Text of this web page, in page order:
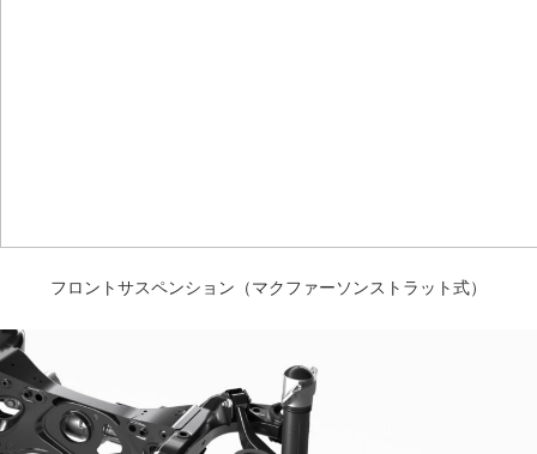
フロントサスペンション（マクファーソンストラット式）